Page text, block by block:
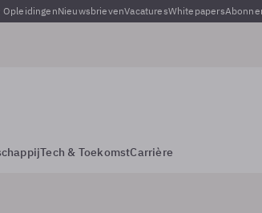
OpleidingenNieuwsbrievenVacaturesWhitepapers
Tech & ToekomstCarrière